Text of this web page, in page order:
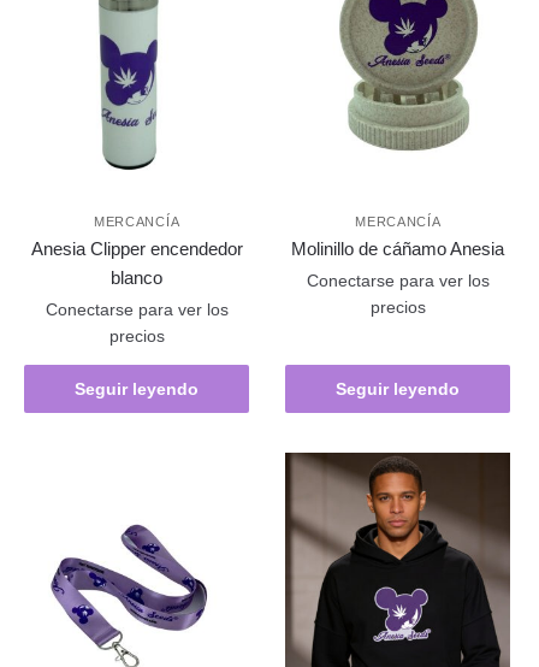
MERCANCÍA
Anesia Clipper encendedor
blanco
Conectarse para ver los
precios
Seguir leyendo
MERCANCÍA
Molinillo de cáñamo Anesia
Conectarse para ver los
precios
Seguir leyendo